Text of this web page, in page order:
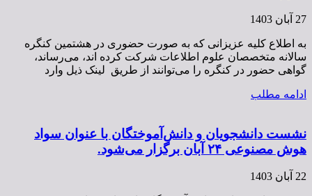
27 آبان 1403
به اطلاع کلیه عزیزانی که به صورت حضوری در هشتمین کنگره
سالانه متخصصان علوم اطلاعات شرکت کرده اند، می‌رساند،
گواهی حضور در کنگره را می‌توانند از طریق لینک ذیل وارد
ادامه مطلب
نشست دانشجویان و دانش‌آموختگان با عنوان سواد
هوش مصنوعی ۲۴ آبان برگزار می‌شود.
22 آبان 1403